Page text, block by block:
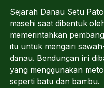
Sejarah Danau Setu
masehi saat dibentuk
memerintahkan
itu untuk mengairi
danau. Bendungan ini
yang menggunakan
seperti batu dan bambu.